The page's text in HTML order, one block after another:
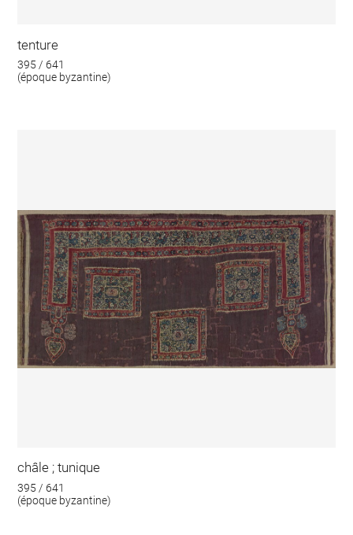
tenture
395 / 641
(époque byzantine)
châle ; tunique
395 / 641
(époque byzantine)